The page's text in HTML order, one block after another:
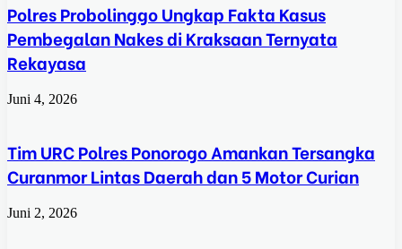
Polres Probolinggo Ungkap Fakta Kasus
Pembegalan Nakes di Kraksaan Ternyata
Rekayasa
Juni 4, 2026
Tim URC Polres Ponorogo Amankan Tersangka
Curanmor Lintas Daerah dan 5 Motor Curian
Juni 2, 2026